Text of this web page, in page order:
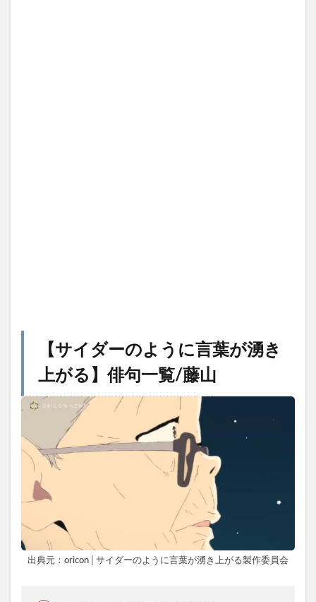
【サイダーのように言葉が湧き
上がる 】俳句一覧/藤山
出典元：oricon│サイダーのように言葉が湧き上がる製作委員会